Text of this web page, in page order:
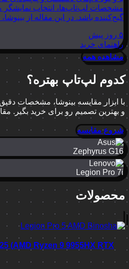
مشخصات لپ‌تاپ‌ها، انتخاب نمایشگر
گیج‌کننده باشد. در این مقاله از
۵ روز پیش
راهنمای خرید
مشاهده همه
کدوم لپ‌تاپ بهتره؟
با ابزار مقایسه بینوشا، مشخصات
و بهترین تصمیم رو برای خرید بگیر.
شروع مقایسه
Zephyrus G16
Legion Pro 7i
محصولات
(AMD Ryzen 9 9955HX RTX